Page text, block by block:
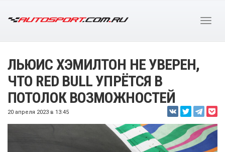
ЛЬЮИС ХЭМИЛТОН НЕ УВЕРЕН,
ЧТО RED BULL УПРЁТСЯ В
ПОТОЛОК ВОЗМОЖНОСТЕЙ
20 апреля 2023 в 13:45